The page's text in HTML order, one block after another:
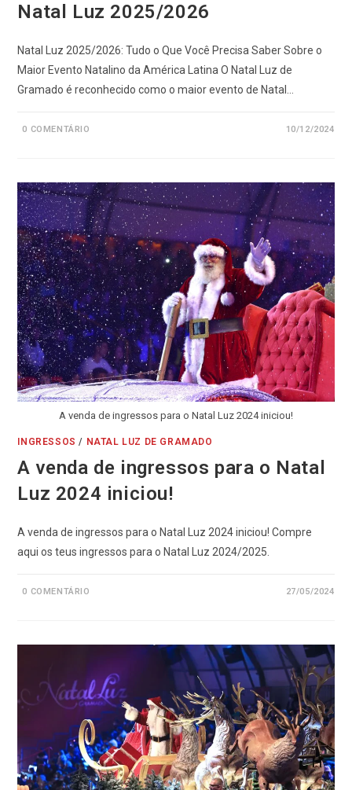
Natal Luz 2025/2026
Natal Luz 2025/2026: Tudo o Que Você Precisa Saber Sobre o
Maior Evento Natalino da América Latina O Natal Luz de
Gramado é reconhecido como o maior evento de Natal…
0 COMENTÁRIO 10/12/2024
A venda de ingressos para o Natal Luz 2024 iniciou!
INGRESSOS / NATAL LUZ DE GRAMADO
A venda de ingressos para o Natal
Luz 2024 iniciou!
A venda de ingressos para o Natal Luz 2024 iniciou! Compre
aqui os teus ingressos para o Natal Luz 2024/2025.
0 COMENTÁRIO 27/05/2024